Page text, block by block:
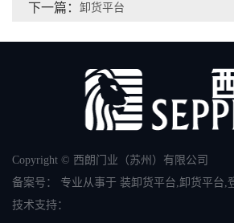
下一篇： 卸货平台
Copyright © 西朗门业（苏州）有限公司
备案号： 专业从事于 装卸货平台,卸货平台,
技术支持：